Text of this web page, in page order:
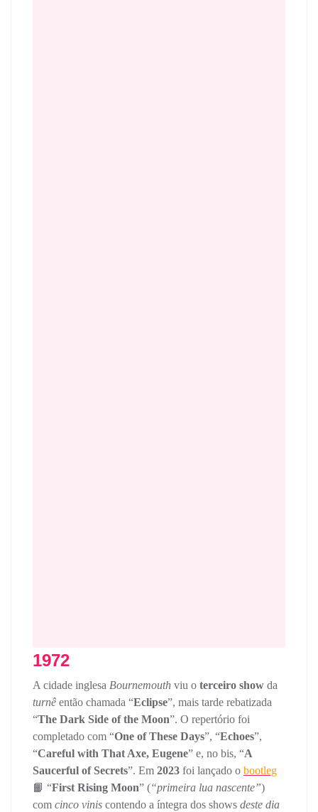
1972
A cidade inglesa Bournemouth viu o terceiro show da
turnê então chamada “Eclipse”, mais tarde rebatizada
“The Dark Side of the Moon”. O repertório foi
completado com “One of These Days”, “Echoes”,
“Careful with That Axe, Eugene” e, no bis, “A
Saucerful of Secrets”. Em 2023 foi lançado o bootleg
📙 “First Rising Moon” (“primeira lua nascente”)
com cinco vinis contendo a íntegra dos shows deste dia